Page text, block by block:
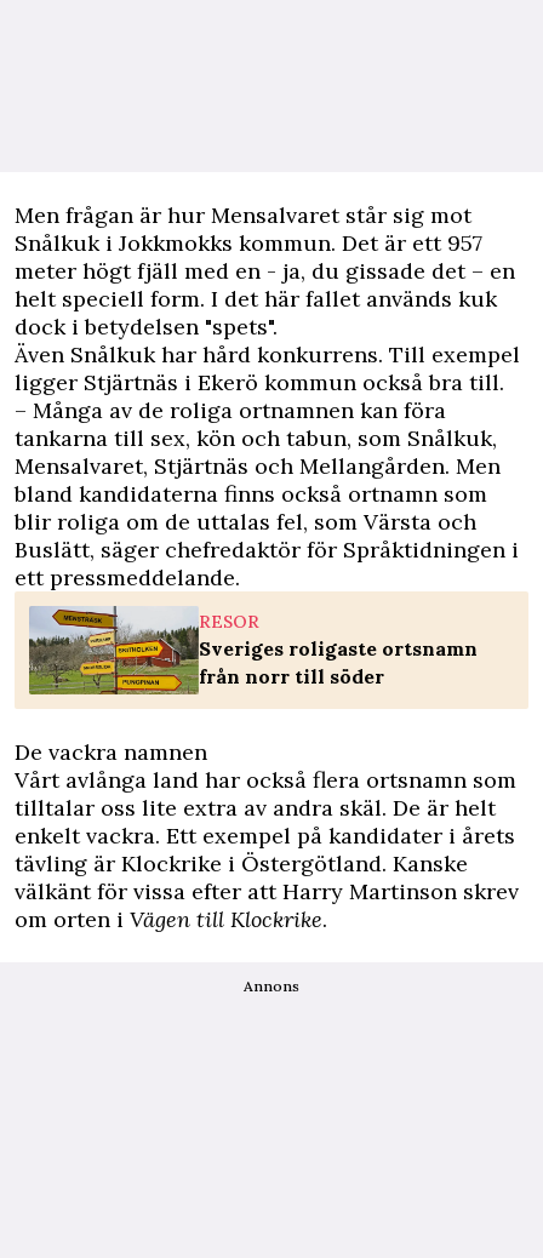
Men frågan är hur Mensalvaret står sig mot
Snålkuk i Jokkmokks kommun. Det är ett 957
meter högt fjäll med en - ja, du gissade det – en
helt speciell form. I det här fallet används kuk
dock i betydelsen "spets".
Även Snålkuk har hård konkurrens. Till exempel
ligger Stjärtnäs i Ekerö kommun också bra till.
– Många av de roliga ortnamnen kan föra
tankarna till sex, kön och tabun, som Snålkuk,
Mensalvaret, Stjärtnäs och Mellangården. Men
bland kandidaterna finns också ortnamn som
blir roliga om de uttalas fel, som Värsta och
Buslätt, säger chefredaktör för Språktidningen i
ett pressmeddelande.
RESOR
Sveriges roligaste ortsnamn
från norr till söder
De vackra namnen
Vårt avlånga land har också flera ortsnamn som
tilltalar oss lite extra av andra skäl. De är helt
enkelt vackra. Ett exempel på kandidater i årets
tävling är Klockrike i Östergötland. Kanske
välkänt för vissa efter att Harry Martinson skrev
om orten i Vägen till Klockrike.
Annons